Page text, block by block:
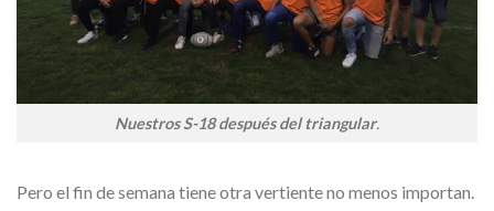
Nuestros S-18 después del triangular.
Pero el fin de semana tiene otra vertiente no menos importan.